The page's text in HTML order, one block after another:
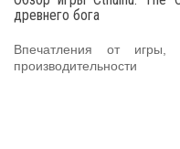
древнего бога
Впечатления от игры,
производительности